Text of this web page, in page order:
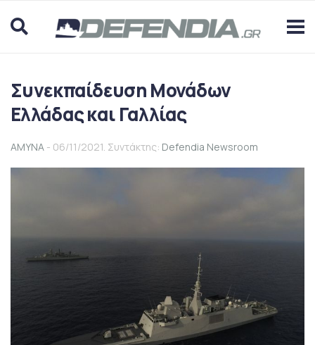
Συνεκπαίδευση Μονάδων
Ελλάδας και Γαλλίας
ΑΜΥΝΑ - 06/11/2021. Συντάκτης: Defendia Newsroom